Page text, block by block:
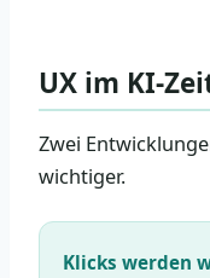
UX im KI-
Zwei
wichtiger.
Klicks werden